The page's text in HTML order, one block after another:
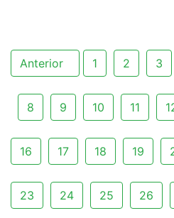
Anterior 1 2 3
8 9 10 11
16 17 18 19
23 24 25 26